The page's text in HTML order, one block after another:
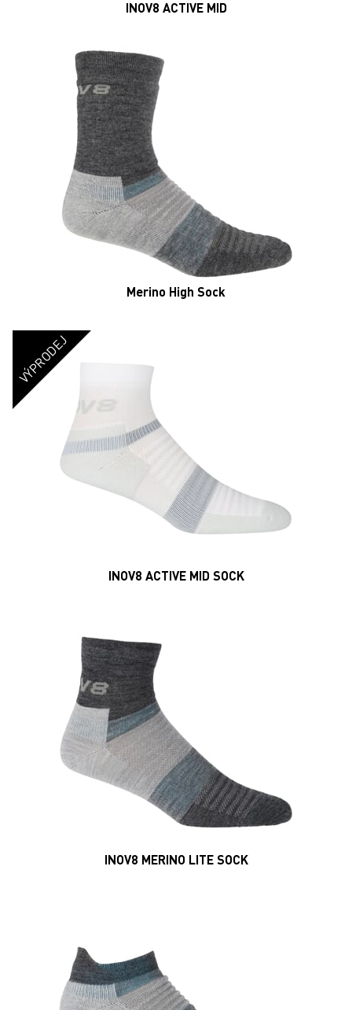
INOV8 ACTIVE MID SOCK